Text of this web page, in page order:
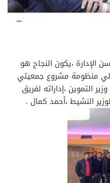
،يكون النجاح هو
منظومة مشروع جمعيتي
التموين ،إداراته لفريق
النشيط ،أحمد كمال .